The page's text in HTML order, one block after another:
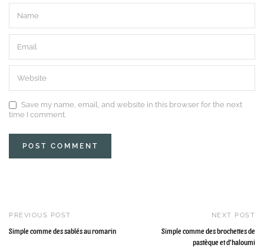
Save my name, email, and website in this browser for the next
time I comment.
PREVIOUS POST
Simple comme des sablés au romarin
NEXT POST
Simple comme des brochettes de
pastèque et d'haloumi